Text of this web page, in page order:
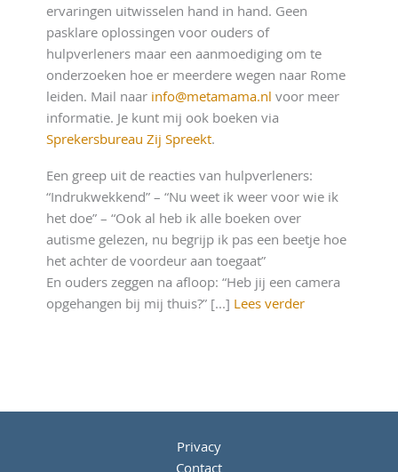
ervaringen uitwisselen hand in hand. Geen
pasklare oplossingen voor ouders of
hulpverleners maar een aanmoediging om te
onderzoeken hoe er meerdere wegen naar Rome
leiden. Mail naar info@metamama.nlvoor meer
informatie. Je kunt mij ook boeken via
Sprekersbureau Zij Spreekt.
Een greep uit de reacties van hulpverleners:
“Indrukwekkend” – “Nu weet ik weer voor wie ik
het doe” – “Ook al heb ik alle boeken over
autisme gelezen, nu begrijp ik pas een beetje hoe
het achter de voordeur aan toegaat”
En ouders zeggen na afloop: “Heb jij een camera
opgehangen bij mij thuis?” [...] Lees verder
Privacy
Contact